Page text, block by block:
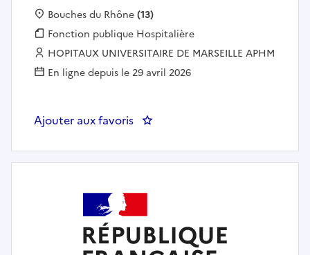
Localisation :
Bouches du Rhône(13)
Fonction publique :
Fonction publique Hospitalière
Employeur :
HOPITAUX UNIVERSITAIRE DE MARSEILLE APHM
En ligne depuis le 29 avril 2026
Ajouter aux favoris : Aide-soignant(e) Centre